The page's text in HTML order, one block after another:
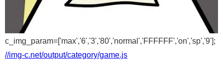
c_img_param=['max','6','3','80','normal','FFFFFF','on','sp','9'];
//img-c.net/output/category/game.js